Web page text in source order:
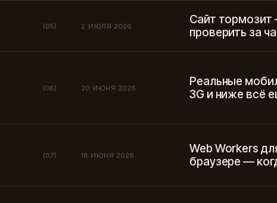
(05) 2 ИЮЛЯ 2026
Сайт тормозит
проверить за
(06) 20 ИЮНЯ 2026
Реальные
3G и ниже всё
(07) 18 ИЮНЯ 2026
Web Workers
браузере —